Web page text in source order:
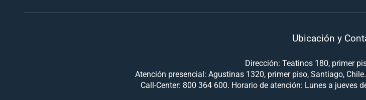
Ubicación y
Dirección: Teatinos 180, primer
Atención presencial: Agustinas 1320, primer piso, Santiago,
Call-Center: 800 364 600. Horario de atención: Lunes a jueves